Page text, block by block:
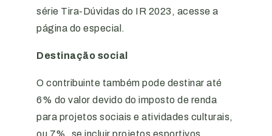
série Tira-Dúvidas do IR 2023, acesse a
página do especial.
Destinação social
O contribuinte também pode destinar até
6% do valor devido do imposto de renda
para projetos sociais e atividades culturais,
ou 7%, se incluir projetos esportivos.